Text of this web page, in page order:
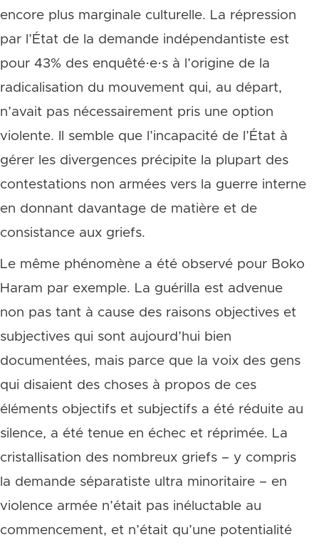
encore plus marginale culturelle. La répression
par l’État de la demande indépendantiste est
pour 43% des enquêté·e·s à l’origine de la
radicalisation du mouvement qui, au départ,
n’avait pas nécessairement pris une option
violente. Il semble que l’incapacité de l’État à
gérer les divergences précipite la plupart des
contestations non armées vers la guerre interne
en donnant davantage de matière et de
consistance aux griefs.
Le même phénomène a été observé pour Boko
Haram par exemple. La guérilla est advenue
non pas tant à cause des raisons objectives et
subjectives qui sont aujourd’hui bien
documentées, mais parce que la voix des gens
qui disaient des choses à propos de ces
éléments objectifs et subjectifs a été réduite au
silence, a été tenue en échec et réprimée. La
cristallisation des nombreux griefs – y compris
la demande séparatiste ultra minoritaire – en
violence armée n’était pas inéluctable au
commencement, et n’était qu’une potentialité